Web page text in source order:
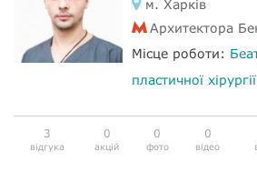
м. Харків
Архитектора
Місце роботи:
пластичної хірургії
3
відгука
0
акцій
0
фото
0
відео